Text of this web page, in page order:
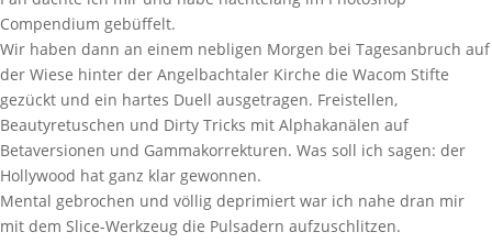
Compendium gebüffelt.
Wir haben dann an einem nebligen Morgen bei Tagesanbruch auf
der Wiese hinter der Angelbachtaler Kirche die Wacom Stifte
gezückt und ein hartes Duell ausgetragen. Freistellen,
Beautyretuschen und Dirty Tricks mit Alphakanälen auf
Betaversionen und Gammakorrekturen. Was soll ich sagen: der
Hollywood hat ganz klar gewonnen.
Mental gebrochen und völlig deprimiert war ich nahe dran mir
mit dem Slice-Werkzeug die Pulsadern aufzuschlitzen.